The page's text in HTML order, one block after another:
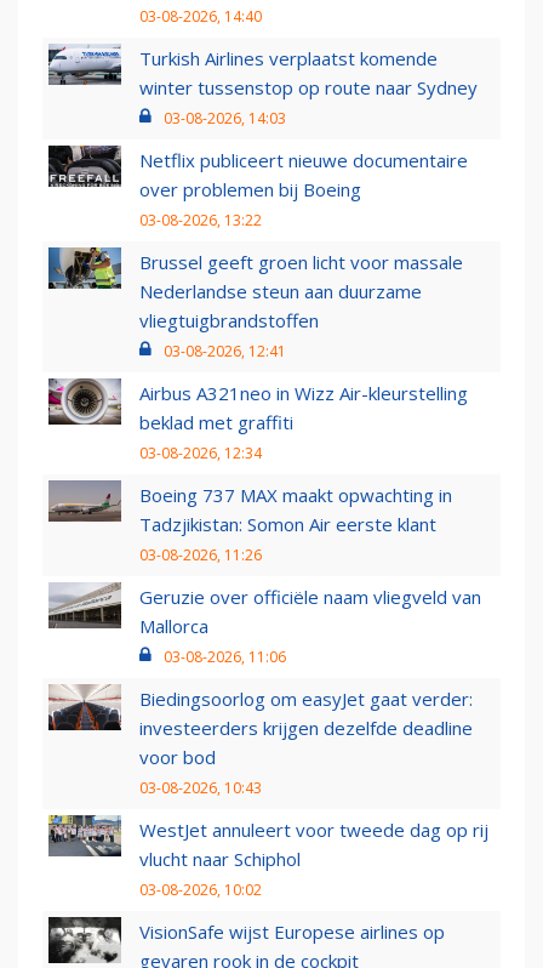
03-08-2026, 14:40
Turkish Airlines verplaatst komende
winter tussenstop op route naar Sydney
03-08-2026, 14:03
Netflix publiceert nieuwe documentaire
over problemen bij Boeing
03-08-2026, 13:22
Brussel geeft groen licht voor massale
Nederlandse steun aan duurzame
vliegtuigbrandstoffen
03-08-2026, 12:41
Airbus A321neo in Wizz Air-kleurstelling
beklad met graffiti
03-08-2026, 12:34
Boeing 737 MAX maakt opwachting in
Tadzjikistan: Somon Air eerste klant
03-08-2026, 11:26
Geruzie over officiële naam vliegveld van
Mallorca
03-08-2026, 11:06
Biedingsoorlog om easyJet gaat verder:
investeerders krijgen dezelfde deadline
voor bod
03-08-2026, 10:43
WestJet annuleert voor tweede dag op rij
vlucht naar Schiphol
03-08-2026, 10:02
VisionSafe wijst Europese airlines op
gevaren rook in de cockpit